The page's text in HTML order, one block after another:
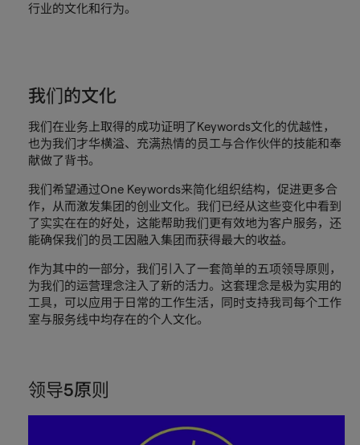
行业的文化和行为。
我们的文化
我们在业务上取得的成功证明了Keywords文化的优越性，
也为我们才华横溢、充满热情的员工与合作伙伴的技能和奉
献做了背书。
我们希望通过One Keywords来简化组织结构，促进更多合
作，从而激发集团的创业文化。我们已经从这些变化中看到
了实实在在的好处，这能帮助我们更有效地为客户服务，还
能确保我们的员工因融入集团而获得最大的收益。
作为其中的一部分，我们引入了一套简单的五项领导原则，
为我们的运营理念注入了新的活力。这套理念是极为实用的
工具，可以应用于日常的工作生活，同时支持我司每个工作
室与服务线中均存在的个人文化。
领导5原则